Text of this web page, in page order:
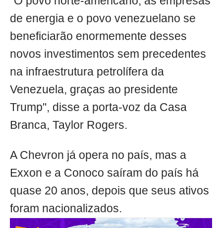
de energia e o povo venezuelano se
beneficiarão enormemente desses
novos investimentos sem precedentes
na infraestrutura petrolífera da
Venezuela, graças ao presidente
Trump", disse a porta-voz da Casa
Branca, Taylor Rogers.
A Chevron já opera no país, mas a
Exxon e a Conoco saíram do país há
quase 20 anos, depois que seus ativos
foram nacionalizados.